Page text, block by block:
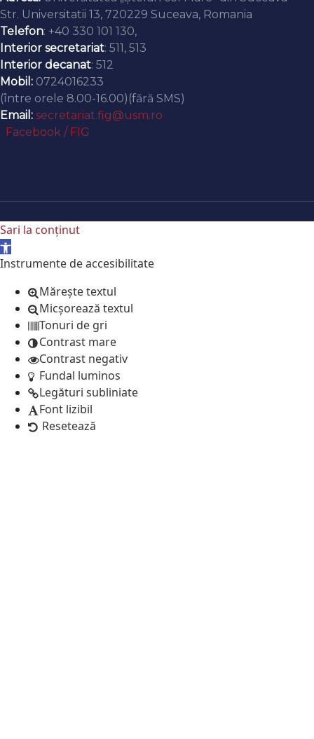
Str. Universitatii 13, 720229 Suceava, Romania
Telefon: +40 330 101 130,
Interior secretariat: 511, 513
Interior decanat: 512
Mobil: 0724016233
(între orele 8.00-16.00)(fără SMS)
Email: secretariat.fig@usm.ro
Facebook / FIG
Sari la conținut
Deschide bara de unelte
Instrumente de accesibilitate
Mărește textul
Micșorează textul
Tonuri de gri
Contrast mare
Contrast negativ
Fundal luminos
Legături subliniate
Font lizibil
Resetează